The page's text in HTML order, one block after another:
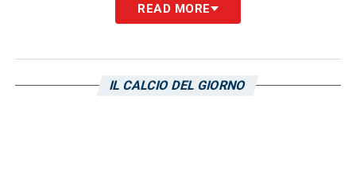
READ MORE
IL CALCIO DEL GIORNO